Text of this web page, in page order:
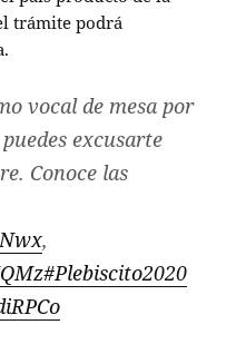
trámite podrá
vocal de mesa por
excusarte
Conoce las
,
#Plebiscito2020